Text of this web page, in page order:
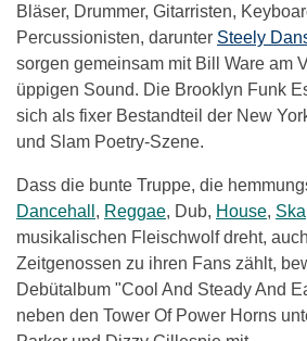
Bläser, Drummer, Gitarristen,
Percussionisten, darunter Steely
sorgen gemeinsam mit Bill Ware am
üppigen Sound. Die Brooklyn Funk
sich als fixer Bestandteil der New
und Slam Poetry-Szene.
Dass die bunte Truppe, die
Dancehall , Reggae, Dub, House, Ska
musikalischen Fleischwolf dreht,
Zeitgenossen zu ihren Fans zählt,
Debütalbum "Cool And Steady And
neben den Tower Of Power Horns